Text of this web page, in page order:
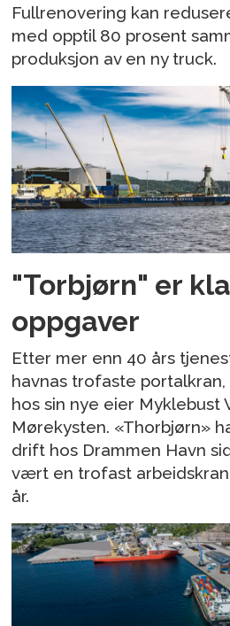
Fullrenovering kan
med opptil 80 prosent
produksjon av en ny truck.
"Torbjørn" er
oppgaver
Etter mer enn 40 års
havnas trofaste
hos sin nye eier Myklebust
Mørekysten. «Thorbjørn»
drift hos Drammen Havn
vært en trofast
år.